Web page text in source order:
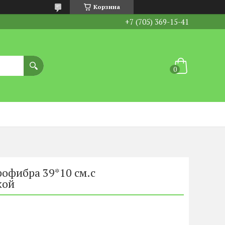
Корзина
+7 (705) 369-15-41
39*10 см.с